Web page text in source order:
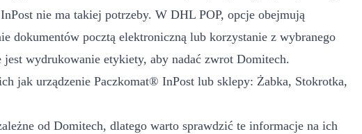
nie ma takiej potrzeby. W DHL POP, opcje obejmują
dokumentów pocztą elektroniczną lub korzystanie z wybranego
wydrukowanie etykiety, aby nadać zwrot Domitech.
jak urządzenie Paczkomat® InPost lub sklepy: Żabka, Stokrotka,
od Domitech, dlatego warto sprawdzić te informacje na ich